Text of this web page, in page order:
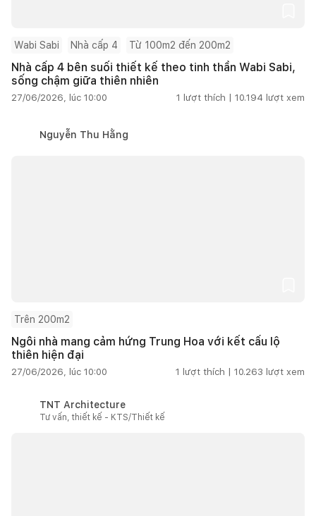
Wabi Sabi Nhà cấp 4 Từ 100m2 đến 200m2
Nhà cấp 4 bên suối thiết kế theo tinh thần Wabi Sabi,
sống chậm giữa thiên nhiên
27/06/2026, lúc 10:00 1 lượt thích | 10.194 lượt xem
Nguyễn Thu Hằng
Trên 200m2
Ngôi nhà mang cảm hứng Trung Hoa với kết cấu lộ
thiên hiện đại
27/06/2026, lúc 10:00 1 lượt thích | 10.263 lượt xem
TNT Architecture
Tư vấn, thiết kế - KTS/Thiết kế